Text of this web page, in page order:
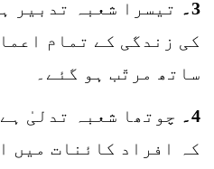
3۔
تیسرا شعبہ تدبیر
کی زندگی کے تمام
ساتھ مرتّب ہو گئے۔
4۔
چوتھا شعبہ تدلیٰ
کہ افراد کائنات میں